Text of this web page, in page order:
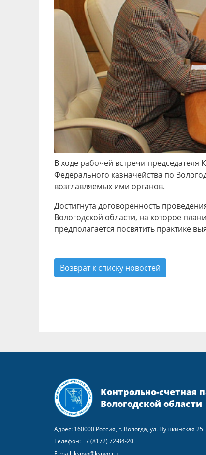
В ходе рабочей встречи
Федерального казначейства по
возглавляемых ими органов.
Достигнута договоренность
Вологодской области, на которое
предполагается посвятить практике
Возврат к списку новостей
Контрольно-счетная
Вологодской области
Адрес: 160000 Россия, г. Вологда, ул. Пушкинская 25
Телефон:+7 (8172) 72-84-20
E-mail: kspvo@kspvo.ru